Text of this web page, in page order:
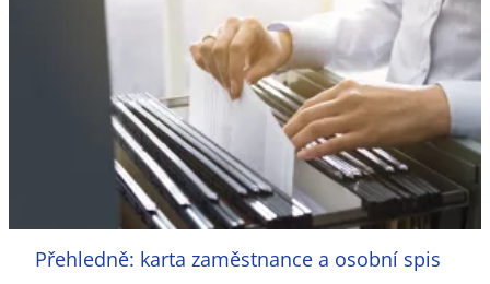
Přehledně: karta zaměstnance a osobní spis